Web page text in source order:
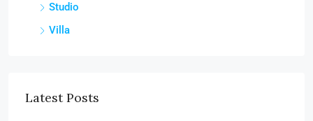
Studio
Villa
Latest Posts